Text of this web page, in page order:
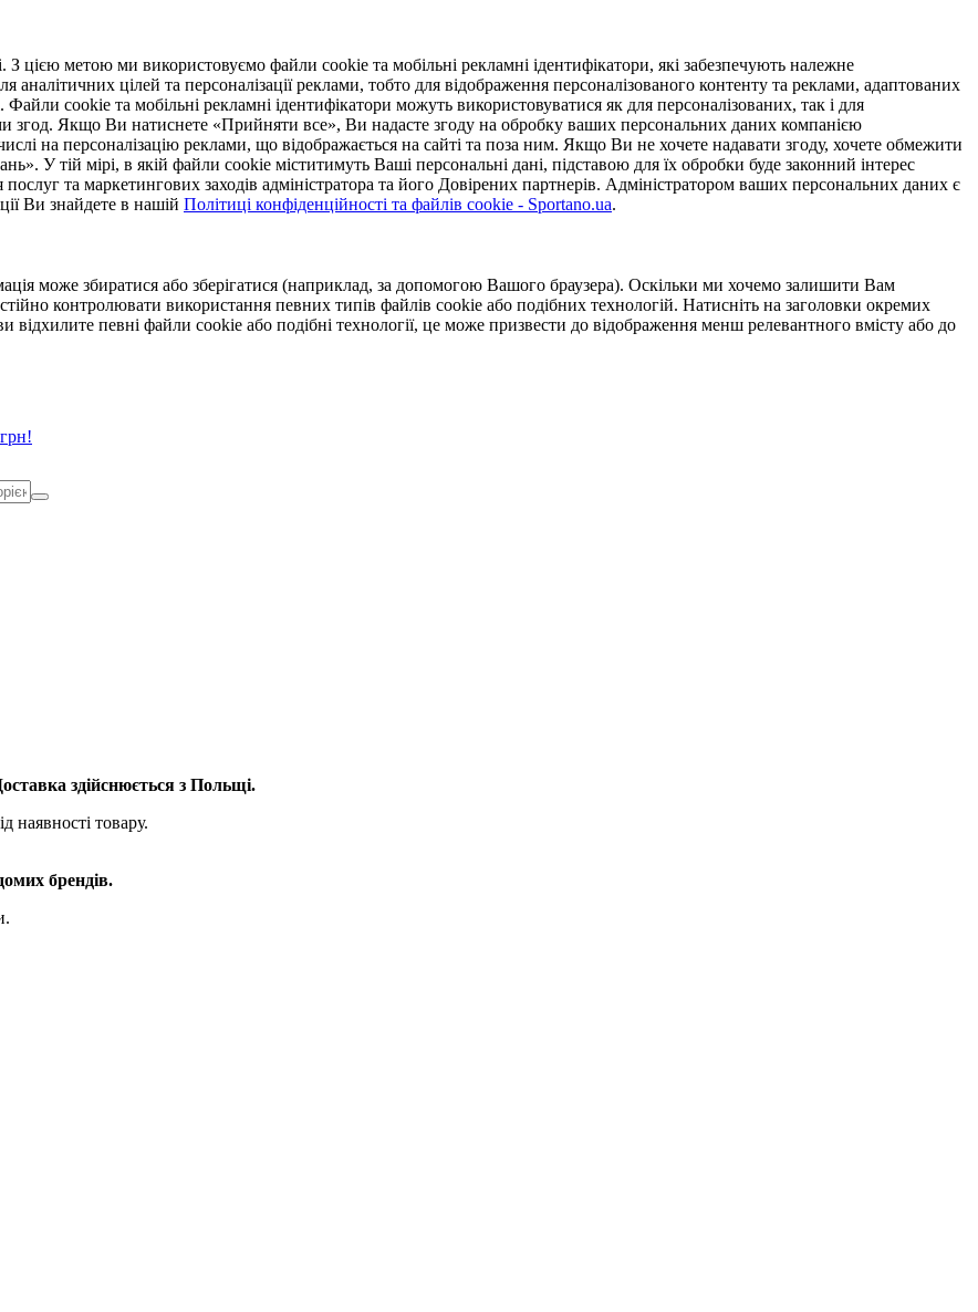
метою ми використовуємо файли cookie та мобільні рекламні ідентифікатори, які забезпечують належне
цілей та персоналізації реклами, тобто для відображення персоналізованого контенту та реклами, адаптованих
cookie та мобільні рекламні ідентифікатори можуть використовуватися як для персоналізованих, так і для
згод. Якщо Ви натиснете «Прийняти все», Ви надасте згоду на обробку ваших персональних даних компанією
на персоналізацію реклами, що відображається на сайті та поза ним. Якщо Ви не хочете надавати згоду, хочете обмежити
У тій мірі, в якій файли cookie міститимуть Ваші персональні дані, підставою для їх обробки буде законний інтерес
та маркетингових заходів адміністратора та його Довірених партнерів. Адміністратором ваших персональних даних є
Ви знайдете в нашій Політиці конфіденційності та файлів cookie - Sportano.ua.
може збиратися або зберігатися (наприклад, за допомогою Вашого браузера). Оскільки ми хочемо залишити Вам
контролювати використання певних типів файлів cookie або подібних технологій. Натисніть на заголовки окремих
певні файли cookie або подібні технології, це може призвести до відображення менш релевантного вмісту або до
здійснюється з Польщі.
наявності товару.
брендів.